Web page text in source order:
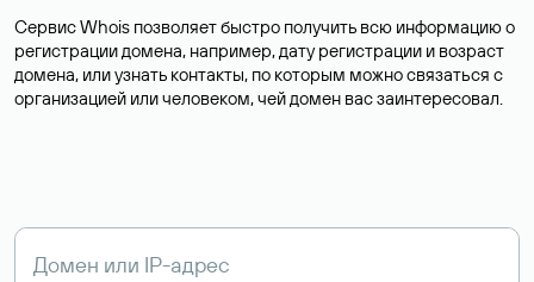
Сервис Whois позволяет быстро получить всю информацию о
регистрации домена, например, дату регистрации и возраст
домена, или узнать контакты, по которым можно связаться с
организацией или человеком, чей домен вас заинтересовал.